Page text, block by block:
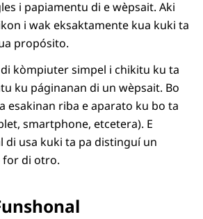
i papiamentu di e wèpsait. Aki
i wak eksaktamente kua kuki ta
propósito.
kòmpiuter simpel i chikitu ku ta
ku páginanan di un wèpsait. Bo
esakinan riba e aparato ku bo ta
smartphone, etcetera). E
usa kuki ta pa distinguí un
for di otro.